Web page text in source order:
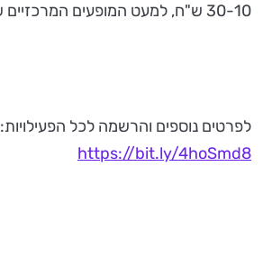
30-10 ש"ח, למעט המופעים המרכזיים שמחירם שונה.
לפרטים נוספים והרשמה לכל הפעילויות:
https://bit.ly/4hoSmd8